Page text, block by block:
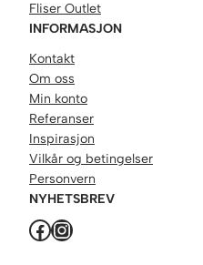
Fliser Outlet
INFORMASJON
Kontakt
Om oss
Min konto
Referanser
Inspirasjon
Vilkår og betingelser
Personvern
NYHETSBREV
Facebook Instagram